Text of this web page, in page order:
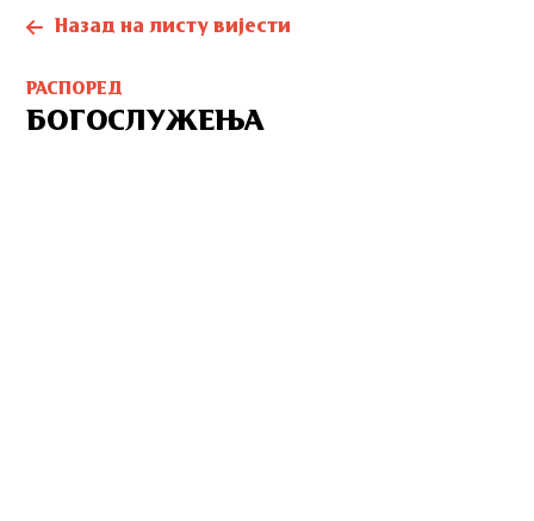
Назад на листу вијести
РАСПОРЕД
БОГОСЛУЖЕЊА